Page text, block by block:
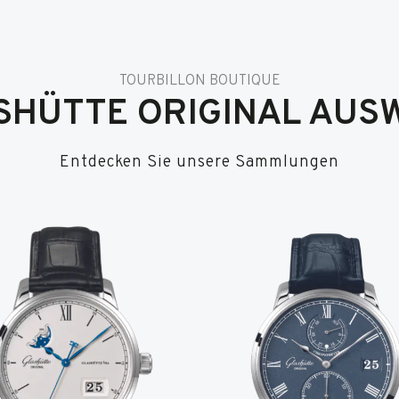
TOURBILLON BOUTIQUE
ORIGINAL
Entdecken Sie unsere Sammlungen